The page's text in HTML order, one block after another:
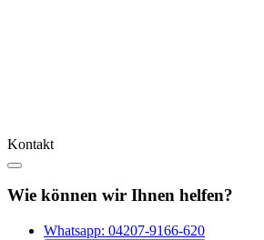
Kontakt
Wie können wir Ihnen helfen?
Whatsapp: 04207-9166-620